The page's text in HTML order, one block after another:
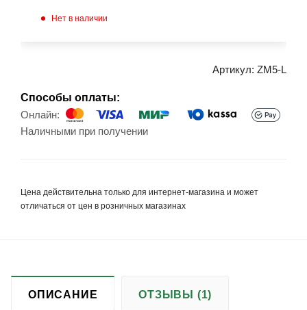
Нет в наличии
Артикул: ZM5-L
Способы оплаты:
Онлайн:
Наличными при получении
Цена действительна только для интернет-магазина и может
отличаться от цен в розничных магазинах
ОПИСАНИЕ ОТЗЫВЫ (1)